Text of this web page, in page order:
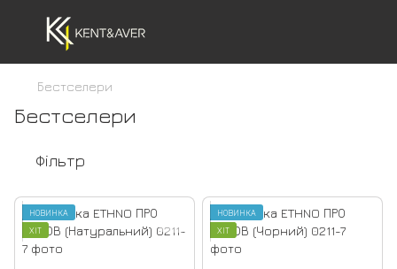
Бестселери
Бестселери
Фільтр
НОВИНКА
ХІТ
НОВИНКА
ХІТ